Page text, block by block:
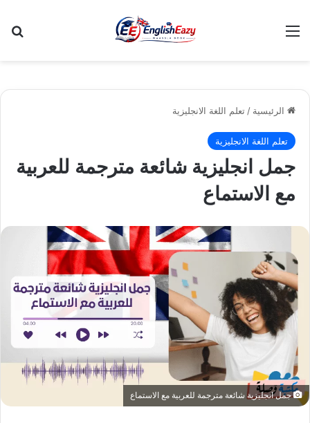
القائمة
الرئيسية / تعلم اللغة الانجليزية
تعلم اللغة الانجليزية
جمل انجليزية شائعة مترجمة للعربية
مع الاستماع
جمل انجليزية شائعة مترجمة للعربية مع الاستماع